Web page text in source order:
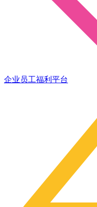
企业员工福利平台